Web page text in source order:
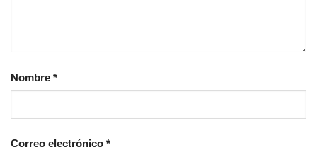
Nombre *
Correo electrónico *